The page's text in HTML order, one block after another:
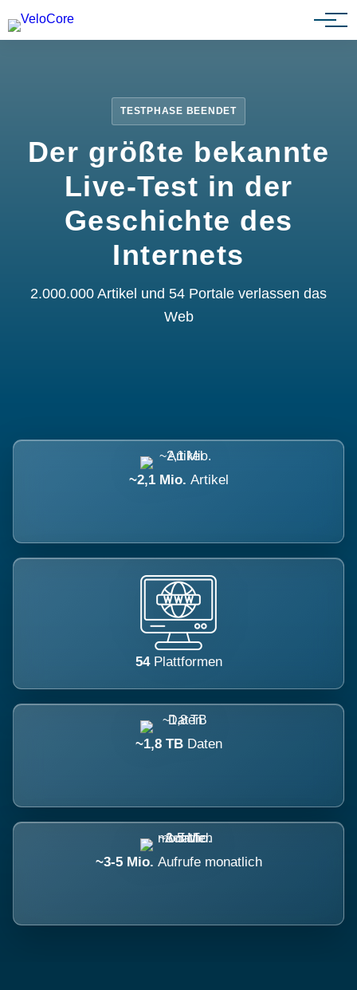
Partnerprogramm
TESTPHASE BEENDET
Der größte bekannte
Live-Test in der
Geschichte des
Internets
2.000.000 Artikel und 54 Portale verlassen das
Web
~2,1 Mio. Artikel
54 Plattformen
~1,8 TB Daten
~3-5 Mio. Aufrufe monatlich